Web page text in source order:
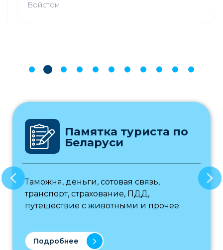
Войстом
Памятка туриста по
Беларуси
Таможня, деньги, сотовая связь,
транспорт, страхование, ПДД,
путешествие с животными и прочее.
Подробнее